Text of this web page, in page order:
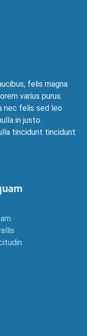
felis magna
varius purus.
nec felis sed leo
in justo.
tincidunt tincidunt